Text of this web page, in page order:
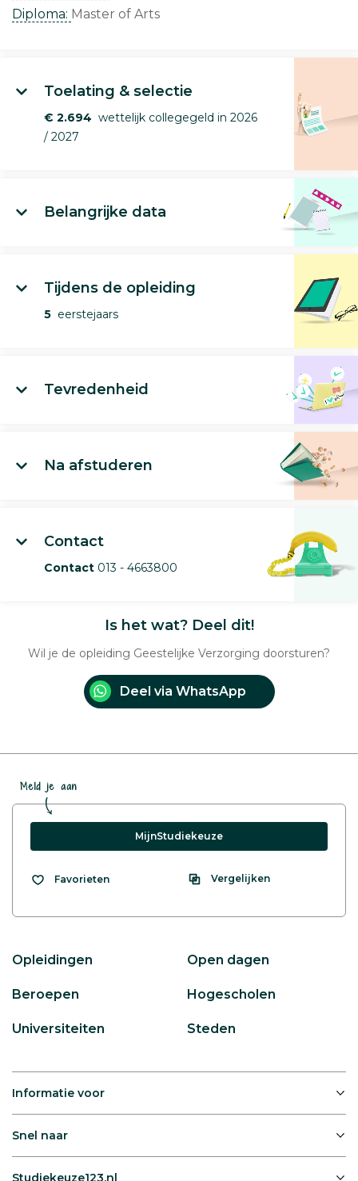
Diploma: Master of Arts
Toelating & selectie
€ 2.694 wettelijk collegegeld in 2026
/ 2027
Belangrijke data
Tijdens de opleiding
5 eerstejaars
Tevredenheid
Na afstuderen
Contact
Contact 013 - 4663800
Is het wat? Deel dit!
Wil je de opleiding Geestelijke Verzorging doorsturen?
Deel via WhatsApp
Meld je aan
MijnStudiekeuze
Favorieten Vergelijken
Opleidingen Open dagen
Beroepen Hogescholen
Universiteiten Steden
Informatie voor
Snel naar
Studiekeuze123.nl